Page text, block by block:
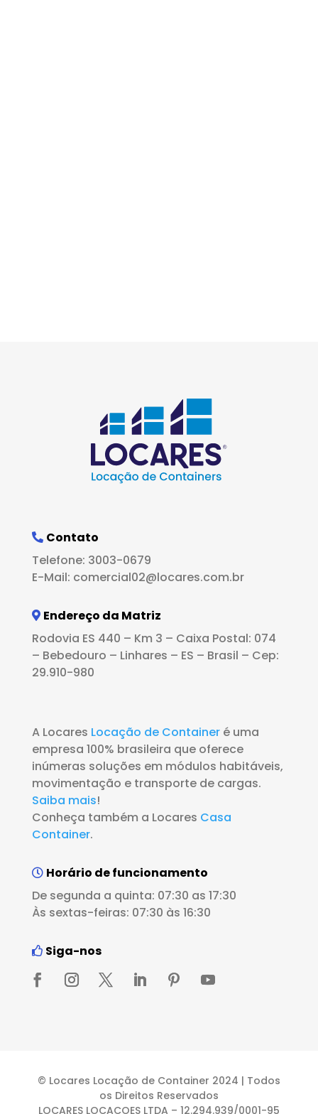
Contato
Telefone: 3003-0679
E-Mail: comercial02@locares.com.br
Endereço da Matriz
Rodovia ES 440 – Km 3 – Caixa Postal: 074
– Bebedouro – Linhares – ES – Brasil – Cep:
29.910-980
A Locares Locação de Containeré uma
empresa 100% brasileira que oferece
inúmeras soluções em módulos habitáveis,
movimentação e transporte de cargas.
Saiba mais!
Conheça também a Locares Casa
Container.
Horário de funcionamento
De segunda a quinta: 07:30 as 17:30
Às sextas-feiras: 07:30 às 16:30
Siga-nos
© Locares Locação de Container 2024 | Todos
os Direitos Reservados
LOCARES LOCACOES LTDA – 12.294.939/0001-95